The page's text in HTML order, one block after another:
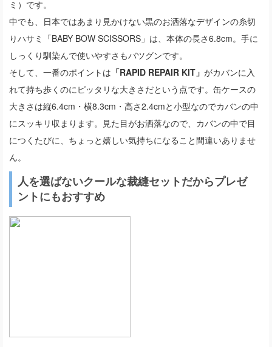
ミ）です。
中でも、日本ではあまり見かけない黒のお洒落なデザインの糸切
りハサミ「BABY BOW SCISSORS」は、本体の長さ6.8cm。手に
しっくり馴染んで使いやすさもバツグンです。
そして、一番のポイントは 「RAPID REPAIR KIT」 がカバンに入
れて持ち歩くのにピッタリな大きさだという点です。缶ケースの
大きさは縦6.4cm・横8.3cm・高さ2.4cmと小型なのでカバンの中
にスッキリ収まります。見た目がお洒落なので、カバンの中で目
につくたびに、ちょっと嬉しい気持ちになること間違いありませ
ん。
人を選ばないクールな裁縫セットだからプレゼ
ントにもおすすめ